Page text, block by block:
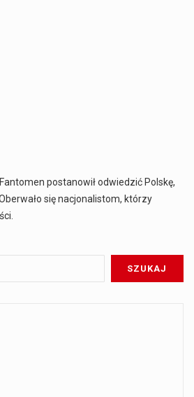
postanowił odwiedzić Polskę,
się nacjonalistom, którzy